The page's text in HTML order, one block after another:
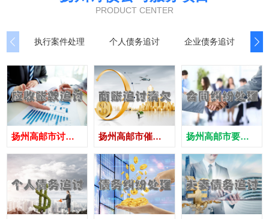
PRODUCT CENTER
执行案件处理 个人债务追讨 企业债务追讨
扬州高邮市讨债公司 扬州高邮市催债公司 扬州高邮市要账公司